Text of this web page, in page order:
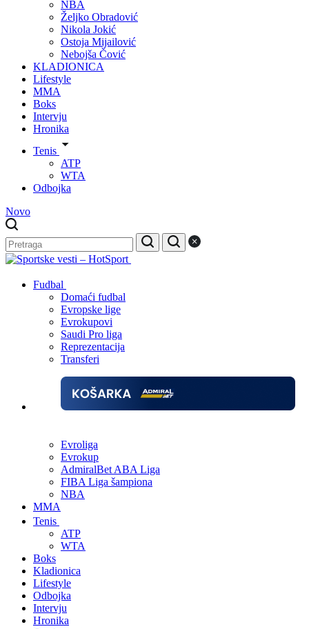
NBA
Željko Obradović
Nikola Jokić
Ostoja Mijailović
Nebojša Čović
KLADIONICA
Lifestyle
MMA
Boks
Intervju
Hronika
Tenis
ATP
WTA
Odbojka
Novo
Fudbal
Domaći fudbal
Evropske lige
Evrokupovi
Saudi Pro liga
Reprezentacija
Transferi
Evroliga
Evrokup
AdmiralBet ABA Liga
FIBA Liga šampiona
NBA
MMA
Tenis
ATP
WTA
Boks
Kladionica
Lifestyle
Odbojka
Intervju
Hronika